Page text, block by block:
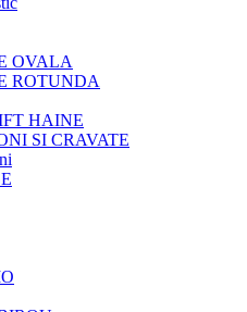
OVALA
ROTUNDA
HAINE
SI CRAVATE